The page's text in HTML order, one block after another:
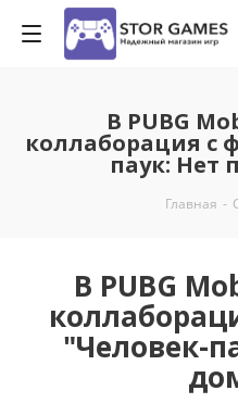
В PUBG
коллаборация с
паук: Нет
Главная -
В PUBG
"Человек-